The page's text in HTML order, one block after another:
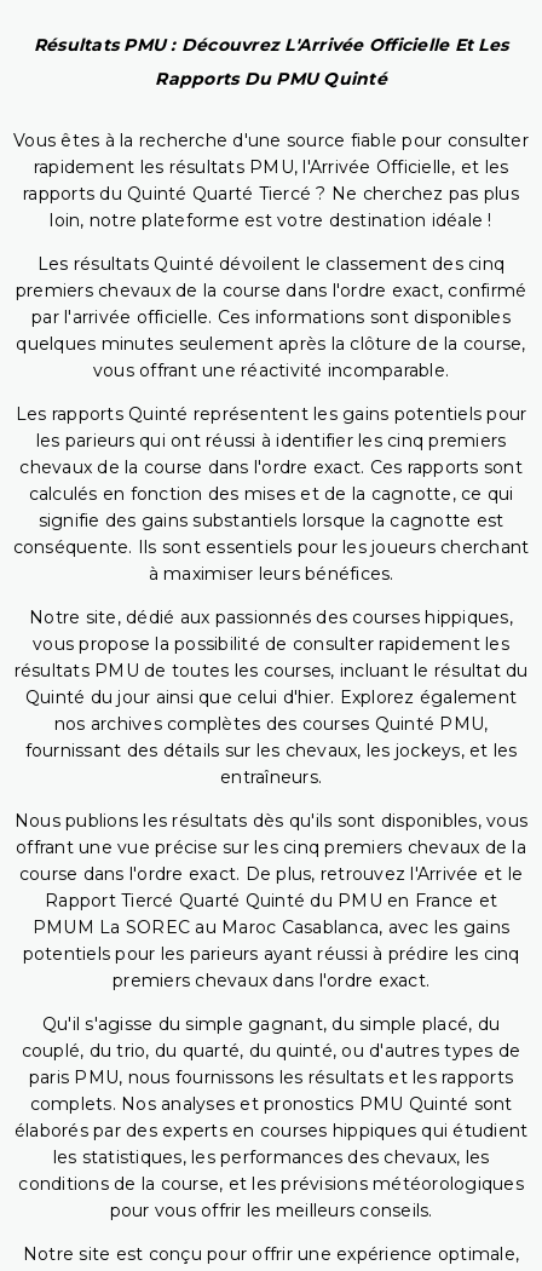
Résultats PMU : Découvrez L'Arrivée Officielle Et Les
Rapports Du PMU Quinté
Vous êtes à la recherche d'une source fiable pour consulter
rapidement les résultats PMU, l'Arrivée Officielle, et les
rapports du Quinté Quarté Tiercé ? Ne cherchez pas plus
loin, notre plateforme est votre destination idéale !
Les résultats Quinté dévoilent le classement des cinq
premiers chevaux de la course dans l'ordre exact, confirmé
par l'arrivée officielle. Ces informations sont disponibles
quelques minutes seulement après la clôture de la course,
vous offrant une réactivité incomparable.
Les rapports Quinté représentent les gains potentiels pour
les parieurs qui ont réussi à identifier les cinq premiers
chevaux de la course dans l'ordre exact. Ces rapports sont
calculés en fonction des mises et de la cagnotte, ce qui
signifie des gains substantiels lorsque la cagnotte est
conséquente. Ils sont essentiels pour les joueurs cherchant
à maximiser leurs bénéfices.
Notre site, dédié aux passionnés des courses hippiques,
vous propose la possibilité de consulter rapidement les
résultats PMU de toutes les courses, incluant le résultat du
Quinté du jour ainsi que celui d'hier. Explorez également
nos archives complètes des courses Quinté PMU,
fournissant des détails sur les chevaux, les jockeys, et les
entraîneurs.
Nous publions les résultats dès qu'ils sont disponibles, vous
offrant une vue précise sur les cinq premiers chevaux de la
course dans l'ordre exact. De plus, retrouvez l'Arrivée et le
Rapport Tiercé Quarté Quinté du PMU en France et
PMUM La SOREC au Maroc Casablanca, avec les gains
potentiels pour les parieurs ayant réussi à prédire les cinq
premiers chevaux dans l'ordre exact.
Qu'il s'agisse du simple gagnant, du simple placé, du
couplé, du trio, du quarté, du quinté, ou d'autres types de
paris PMU, nous fournissons les résultats et les rapports
complets. Nos analyses et pronostics PMU Quinté sont
élaborés par des experts en courses hippiques qui étudient
les statistiques, les performances des chevaux, les
conditions de la course, et les prévisions météorologiques
pour vous offrir les meilleurs conseils.
Notre site est conçu pour offrir une expérience optimale,